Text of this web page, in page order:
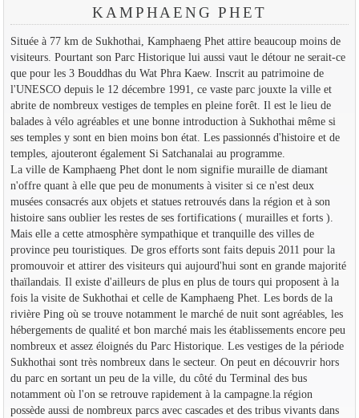
KAMPHAENG PHET
Située à 77 km de Sukhothai, Kamphaeng Phet attire beaucoup moins de
visiteurs. Pourtant son Parc Historique lui aussi vaut le détour ne serait-ce
que pour les 3 Bouddhas du Wat Phra Kaew. Inscrit au patrimoine de
l'UNESCO depuis le 12 décembre 1991, ce vaste parc jouxte la ville et
abrite de nombreux vestiges de temples en pleine forêt. Il est le lieu de
balades à vélo agréables et une bonne introduction à Sukhothai même si
ses temples y sont en bien moins bon état. Les passionnés d'histoire et de
temples, ajouteront également Si Satchanalai au programme.
La ville de Kamphaeng Phet dont le nom signifie muraille de diamant
n'offre quant à elle que peu de monuments à visiter si ce n'est deux
musées consacrés aux objets et statues retrouvés dans la région et à son
histoire sans oublier les restes de ses fortifications ( murailles et forts ).
Mais elle a cette atmosphère sympathique et tranquille des villes de
province peu touristiques. De gros efforts sont faits depuis 2011 pour la
promouvoir et attirer des visiteurs qui aujourd'hui sont en grande majorité
thaïlandais. Il existe d'ailleurs de plus en plus de tours qui proposent à la
fois la visite de Sukhothai et celle de Kamphaeng Phet. Les bords de la
rivière Ping où se trouve notamment le marché de nuit sont agréables, les
hébergements de qualité et bon marché mais les établissements encore peu
nombreux et assez éloignés du Parc Historique. Les vestiges de la période
Sukhothai sont très nombreux dans le secteur. On peut en découvrir hors
du parc en sortant un peu de la ville, du côté du Terminal des bus
notamment où l'on se retrouve rapidement à la campagne.la région
possède aussi de nombreux parcs avec cascades et des tribus vivants dans